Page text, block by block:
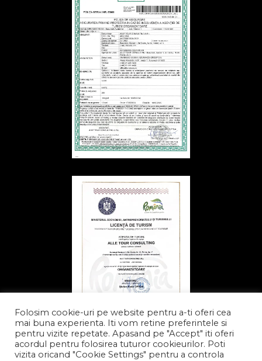
Folosim cookie-uri pe website pentru a-ti oferi cea
mai buna experienta. Iti vom retine preferintele si
pentru vizite repetate. Apasand pe "Accept" iti oferi
acordul pentru folosirea tuturor cookieurilor. Poti
vizita oricand "Cookie Settings" pentru a controla